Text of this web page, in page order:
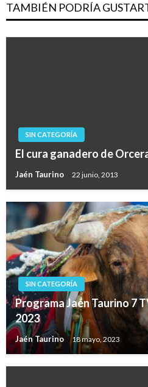
TAMBIÉN PODRÍA
SIN CATEGORÍA
El cura ganadero de
Jaén Taurino 22 junio, 2013
SIN CATEGORÍA
Programa Jaén Taurino 7
2023
Jaén Taurino 18 mayo, 2023